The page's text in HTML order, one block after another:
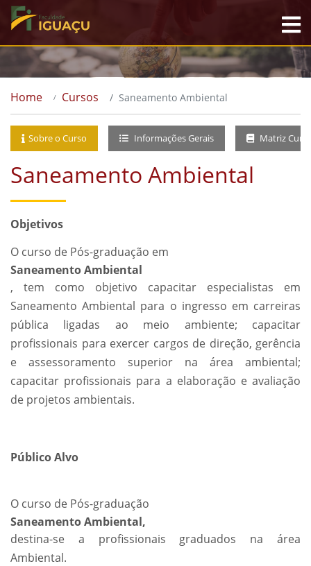
Home Cursos Saneamento Ambiental
Sobre o Curso Informações Gerais Matriz
Saneamento Ambiental
Objetivos
O curso de Pós-graduação em
Saneamento Ambiental
, tem como objetivo capacitar especialistas em
Saneamento Ambiental para o ingresso em carreiras
pública ligadas ao meio ambiente; capacitar
profissionais para exercer cargos de direção, gerência
e assessoramento superior na área ambiental;
capacitar profissionais para a elaboração e avaliação
de projetos ambientais.
Público Alvo
O curso de Pós-graduação
Saneamento Ambiental,
destina-se a profissionais graduados na área
Ambiental.